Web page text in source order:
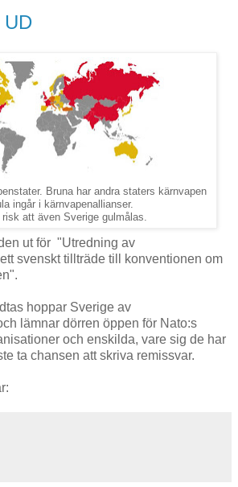
sidoorganisationer är kritiska till
om FN:s kärnvapenkonvention,
och Solidaritet, S-kvinnoma, S-studenter,
Unga Örnar vill att regeringen verkar
kärnvapenkonvention. Därutöver vill
och några tidigare S-toppar,
Schori och MajBritt Theorin, att
UD
Bruna har andra staters kärnvapen
ingår i kärnvapenallianser.
risk att även Sverige gulmålas.
ut för "Utredning av
svenskt tillträde till konventionen om
hoppar Sverige av
lämnar dörren öppen för Nato:s
och enskilda, vare sig de har
ta chansen att skriva remissvar.
av Elliot Abrams till
kalla kårar längs ryggraden.